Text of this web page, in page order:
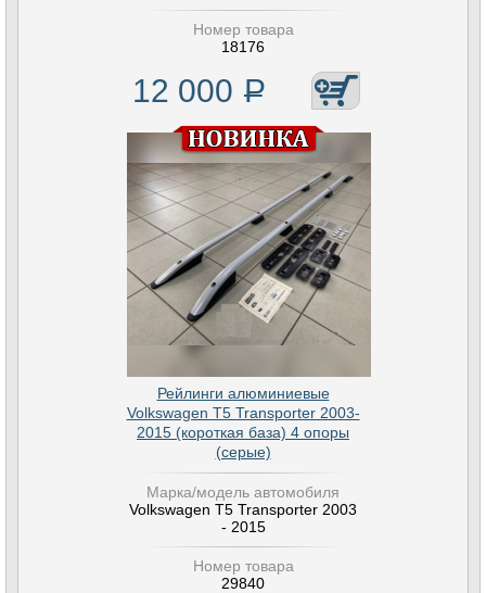
Номер товара
18176
12 000 Р
Рейлинги алюминиевые
Volkswagen T5 Transporter 2003-
2015 (короткая база) 4 опоры
(серые)
Марка/модель автомобиля
Volkswagen T5 Transporter 2003
- 2015
Номер товара
29840